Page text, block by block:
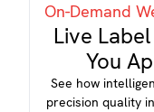
On-Demand
Live
You
See how
precision quality